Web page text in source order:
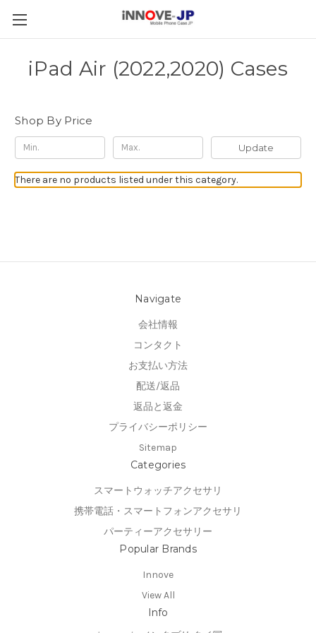
iPad Air (2022,2020) Cases
Shop By Price
Update
There are no products listed under this category.
Navigate
会社情報
コンタクト
お支払い方法
配送/返品
返品と返金
プライバシーポリシー
Sitemap
Categories
スマートウォッチアクセサリ
携帯電話・スマートフォンアクセサリ
パーティーアクセサリー
Popular Brands
Innove
View All
Info